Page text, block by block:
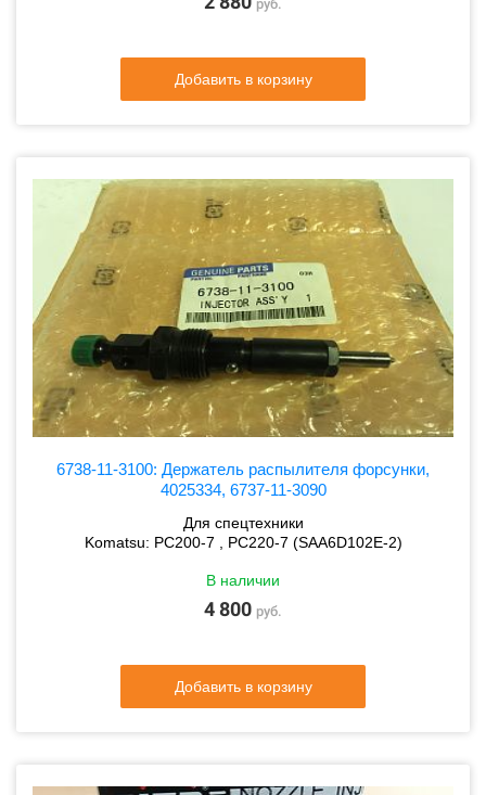
руб.
Добавить в корзину
6738-11-3100: Держатель распылителя форсунки,
4025334, 6737-11-3090
Для спецтехники
Komatsu: PC200-7 , PC220-7 (SAA6D102E-2)
В наличии
4 800 руб.
Добавить в корзину